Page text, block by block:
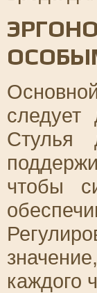
следует
Стулья
чтобы
каждого